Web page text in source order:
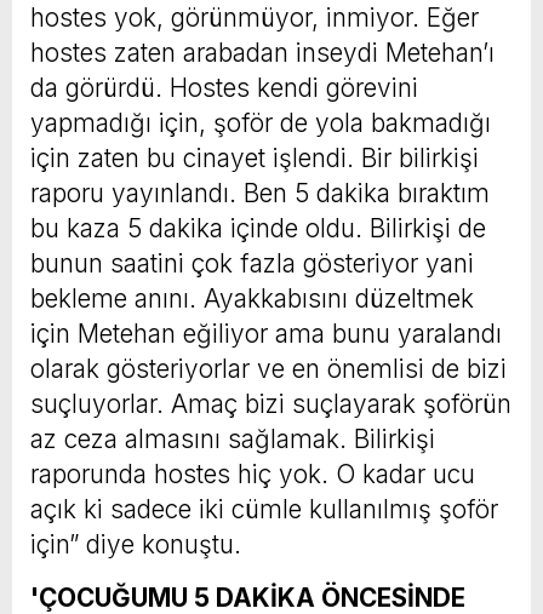
hostes yok, görünmüyor, inmiyor. Eğer
hostes zaten arabadan inseydi Metehan’ı
da görürdü. Hostes kendi görevini
yapmadığı için, şoför de yola bakmadığı
için zaten bu cinayet işlendi. Bir bilirkişi
raporu yayınlandı. Ben 5 dakika bıraktım
bu kaza 5 dakika içinde oldu. Bilirkişi de
bunun saatini çok fazla gösteriyor yani
bekleme anını. Ayakkabısını düzeltmek
için Metehan eğiliyor ama bunu yaralandı
olarak gösteriyorlar ve en önemlisi de bizi
suçluyorlar. Amaç bizi suçlayarak şoförün
az ceza almasını sağlamak. Bilirkişi
raporunda hostes hiç yok. O kadar ucu
açık ki sadece iki cümle kullanılmış şoför
için” diye konuştu.
'ÇOCUĞUMU 5 DAKİKA ÖNCESİNDE